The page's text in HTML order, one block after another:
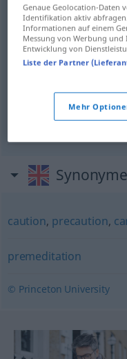
Vorsorgef,-bedachtm
Vorwegnahmef
Vorherdenkenn
ErwägungfimVoraus
caution, precaution,
premeditation
© Princeton University
Genaue Geolocation-Daten
Identifikation aktiv
Informationen auf einem
Messung von Werbung
Entwicklung von
Liste der Partner
Mehr